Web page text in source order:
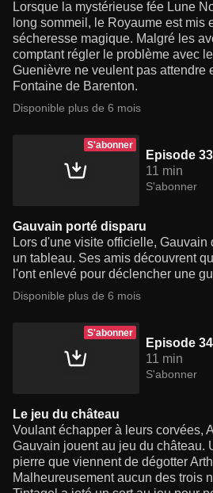
Lorsque la mystérieuse fée Lune
long sommeil, le Royaume est mis
sécheresse magique. Malgré les
comptant régler le problème avec
Guenièvre ne veulent pas attendre
Fontaine de Barenton.
Disponible plus de 6 mois
S'abonner
Episode 33
11 min
S'abonner
Gauvain porté disparu
Lors d'une visite officielle,
un tableau. Ses amis découvrent
l'ont enlevé pour déclencher une
Disponible plus de 6 mois
S'abonner
Episode 34
11 min
S'abonner
Le jeu du château
Voulant échapper à leurs corvées,
Gauvain jouent au jeu du château.
pierre que viennent de dégotter
Malheureusement aucun des trois